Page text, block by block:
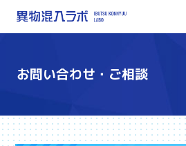
異物混入
お問い合わせ・ご相談